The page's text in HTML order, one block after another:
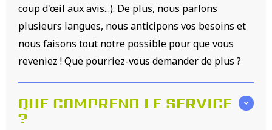
coup d'œil aux avis...). De plus, nous parlons
plusieurs langues, nous anticipons vos besoins et
nous faisons tout notre possible pour que vous
reveniez ! Que pourriez-vous demander de plus ?
QUE COMPREND LE SERVICE
?